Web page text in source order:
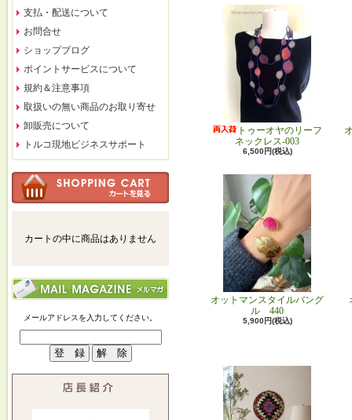
支払・配送について
お問合せ
ショップブログ
ポイントサービスについて
規約＆注意事項
取扱いの無い商品のお取り寄せ
卸販売について
トルコ現地ビジネスサポート
カートの中に商品はありません
メールアドレスを入力してください。
トゥーオヤのリーフ
ネックレス-003
6,500円(税込)
オットマンスタイルバング
ル 440
5,900円(税込)